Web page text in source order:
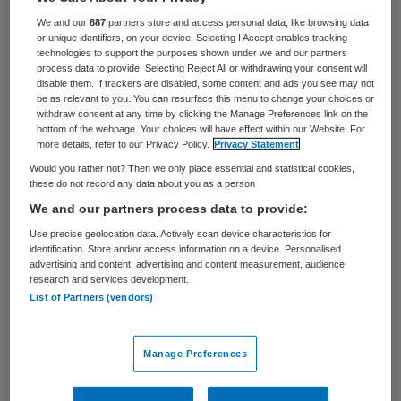
De VVD in de Tweede Kamer wil dat de
fabrikant van het schildkliermedicijn Thyrax
een boete krijgt. Kamerlid Arno Rutte
vraagt minister Edith Schippers
(Volksgezondheid) uit te zoeken of
producent Aspen kan worden beboet voor
falend beleid, omdat bepaalde doseringen
van geneesmiddel Thyrax vanaf februari
voorlopig niet meer leverbaar zijn.
opdraaien voor extra kosten die patiënten
wellicht moeten maken. Hij denkt daarbij
aan extra onderzoeken die iemand moet
We and our887 partners store and access personal data, like browsing data
or unique identifiers, on your device. Selecting I Accept enables tracking
technologies to support the purposes shown under we and our partners
process data to provide. Selecting Reject All or withdrawing your consent will
disable them. If trackers are disabled, some content and ads you see may not
be as relevant to you. You can resurface this menu to change your choices or
withdraw consent at any time by clicking the Manage Preferences link on the
bottom of the webpage. Your choices will have effect within our Website. For
more details, refer to our Privacy Policy.
Privacy Statement
Would you rather not? Then we only place essential and statistical cookies,
these do not record any data about you as a person
We and our partners process data to provide:
Use precise geolocation data. Actively scan device characteristics for
identification. Store and/or access information on a device. Personalised
advertising and content, advertising and content measurement, audience
research and services development.
List of Partners (vendors)
Manage Preferences